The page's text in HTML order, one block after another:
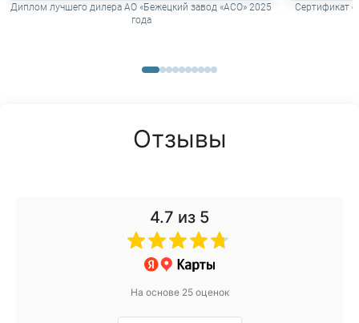
Диплом лучшего дилера АО «Бежецкий завод «АСО» 2025
года
Сертификат
Отзывы
4.7 из 5
На основе 25 оценок